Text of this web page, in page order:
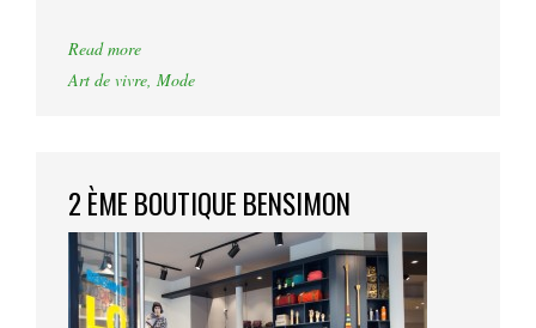
Read more
Art de vivre, Mode
2 ÈME BOUTIQUE BENSIMON